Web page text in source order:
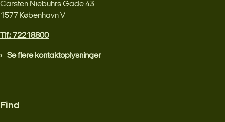
Carsten Niebuhrs Gade 43
1577 København V
Tlf.: 72218800
Se flere kontaktoplysninger
Find